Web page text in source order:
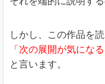
しかし、この作品を
「次の展開が気になる
と言います。